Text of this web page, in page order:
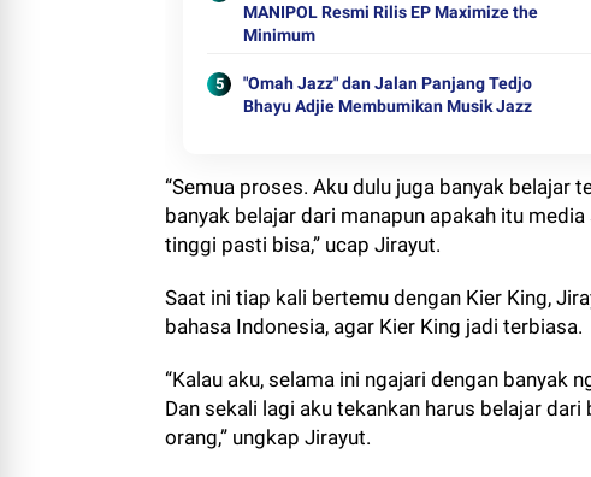
MANIPOL Resmi Rilis EP Maximize the
Minimum
"Omah Jazz" dan Jalan Panjang Tedjo
Bhayu Adjie Membumikan Musik Jazz
“Semua proses. Aku dulu juga banyak belajar
banyak belajar dari manapun apakah itu
tinggi pasti bisa,” ucap Jirayut.
Saat ini tiap kali bertemu dengan Kier King,
bahasa Indonesia, agar Kier King jadi terbiasa.
“Kalau aku, selama ini ngajari dengan banyak
Dan sekali lagi aku tekankan harus belajar
orang,” ungkap Jirayut.